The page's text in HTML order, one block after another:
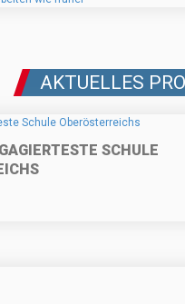
AKTUELLES
SCHULE